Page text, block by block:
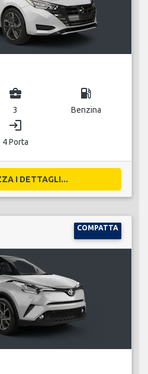
business_center
3
local_gas_station
Benzina
login
4 Porta
I DETTAGLI...
COMPATTA